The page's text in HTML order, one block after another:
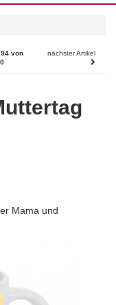
von
nächster Artikel
Mama und